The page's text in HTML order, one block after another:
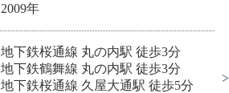
2009年
地下鉄桜通線 丸の内駅 徒歩3分
地下鉄鶴舞線 丸の内駅 徒歩3分
地下鉄桜通線 久屋大通駅 徒歩5分